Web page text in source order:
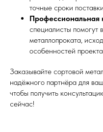
точные сроки
Профессиональная
специалисты помогут
металлопроката,
особенностей
Заказывайте сортовой
надёжного партнёра для
чтобы получить
сейчас!